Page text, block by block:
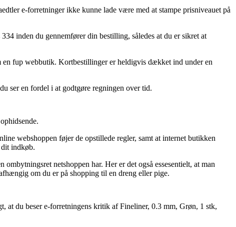
e-forretninger ikke kunne lade være med at stampe prisniveauet på
inden du gennemfører din bestilling, således at du er sikret at
fup webbutik. Kortbestillinger er heldigvis dækket ind under en
ser en fordel i at godtgøre regningen over tid.
webshoppen føjer de opstillede regler, samt at internet butikken
indkøb.
netshoppen har. Her er det også essesentielt, at man
om du er på shopping til en dreng eller pige.
at du beser e-forretningens kritik af Fineliner, 0.3 mm, Grøn, 1 stk,